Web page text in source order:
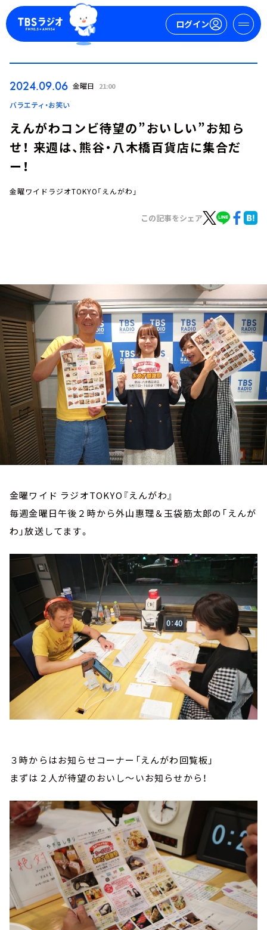
ログイン
ログイン
イベント・グッズ
YouTube
会社情報
2024.09.06 金曜日 21:00
バラエティ・お笑い
えんがわコンビ待望の”おいしい”お知ら
せ！ 来週は、熊谷・八木橋百貨店に集合だ
ー！
金曜ワイドラジオTOKYO「えんがわ」
この記事をシェア
金曜ワイド ラジオTOKYO『えんがわ』
毎週金曜日午後２時から外山惠理＆玉袋筋太郎の「えんが
わ」放送してます。
３時からはお知らせコーナー「えんがわ回覧板」
まずは２人が待望のおいし～いお知らせから！